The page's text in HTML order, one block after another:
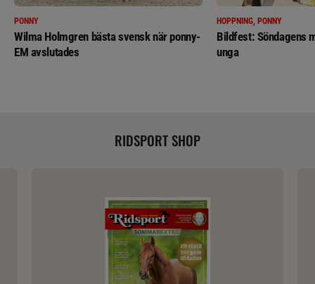
PONNY
Wilma Holmgren bästa svensk när ponny-
EM avslutades
HOPPNING, PONNY
Bildfest: Söndagens
unga
RIDSPORT SHOP